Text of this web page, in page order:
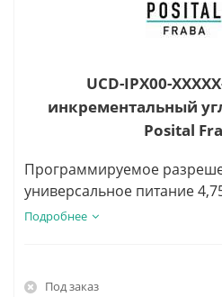
UCD-IPX00-
инкрементальный
Posital
Программируемое
универсальное питание
Подробнее
Под заказ